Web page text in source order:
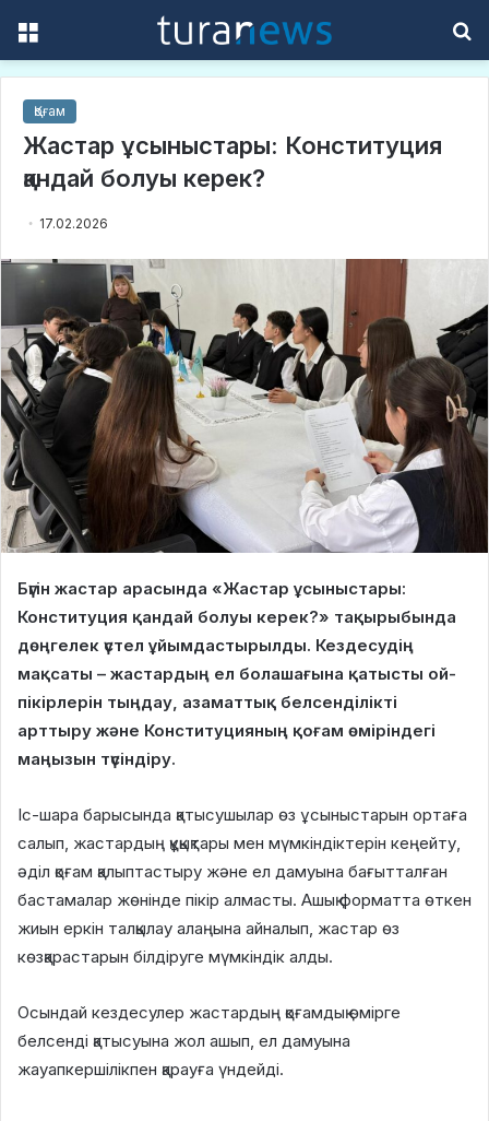
Қоғам
Жастар ұсыныстары: Конституция
қандай болуы керек?
17.02.2026
Бүгін жастар арасында «Жастар ұсыныстары:
Конституция қандай болуы керек?» тақырыбында
дөңгелек үстел ұйымдастырылды. Кездесудің
мақсаты – жастардың ел болашағына қатысты ой-
пікірлерін тыңдау, азаматтық белсенділікті
арттыру және Конституцияның қоғам өміріндегі
маңызын түсіндіру.
Іс-шара барысында қатысушылар өз ұсыныстарын ортаға
салып, жастардың құқықтары мен мүмкіндіктерін кеңейту,
әділ қоғам қалыптастыру және ел дамуына бағытталған
бастамалар жөнінде пікір алмасты. Ашық форматта өткен
жиын еркін талқылау алаңына айналып, жастар өз
көзқарастарын білдіруге мүмкіндік алды.
Осындай кездесулер жастардың қоғамдық өмірге
белсенді қатысуына жол ашып, ел дамуына
жауапкершілікпен қарауға үндейді.